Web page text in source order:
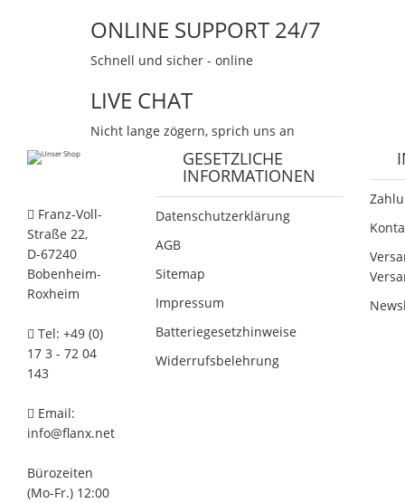
ONLINE SUPPORT 24/7
Schnell und sicher - online
LIVE CHAT
Nicht lange zögern, sprich uns an
Franz-Voll-
Straße 22,
D-67240
Bobenheim-
Roxheim
Tel: +49 (0)
17 3 - 72 04
143
Email:
info@flanx.net
Bürozeiten
(Mo-Fr.) 12:00
GESETZLICHE
INFORMATIONEN
Datenschutzerklärung
AGB
Sitemap
Impressum
Batteriegesetzhinweise
Widerrufsbelehrung